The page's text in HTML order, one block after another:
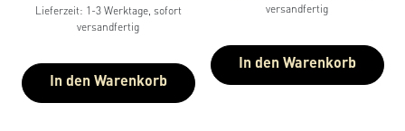
Lieferzeit: 1-3 Werktage, sofort
versandfertig
In den Warenkorb
versandfertig
In den Warenkorb